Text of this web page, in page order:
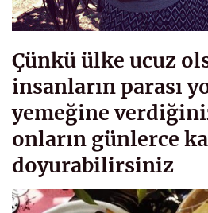
Çünkü ülke ucuz
insanların parası
yemeğine
onların günlerce
doyurabilirsiniz